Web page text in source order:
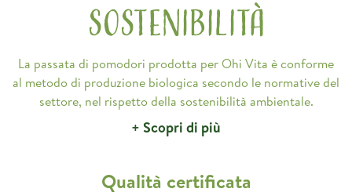
SOSTENIBILITÀ
La passata di pomodori prodotta per Ohi Vita è conforme
al metodo di produzione biologica secondo le normative del
settore, nel rispetto della sostenibilità ambientale.
+ Scopri di più
Qualità certificata